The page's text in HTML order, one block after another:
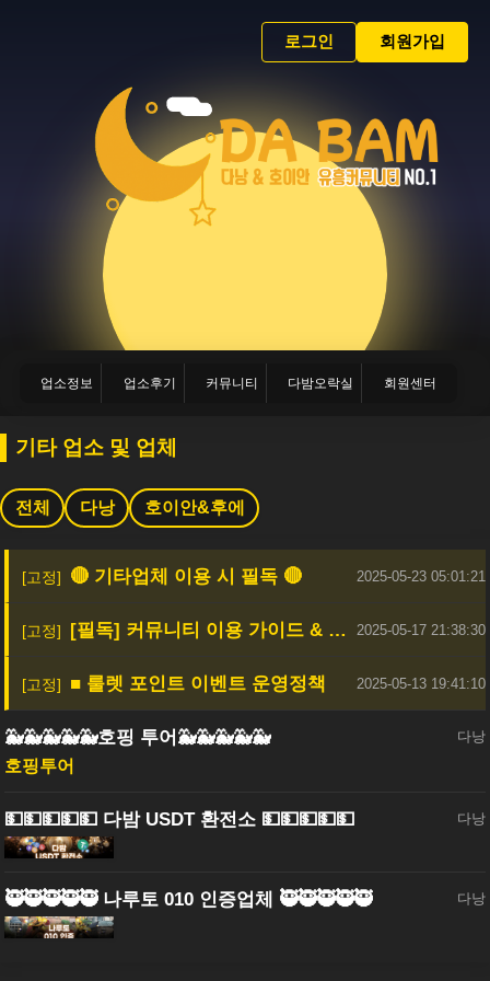
로그인 회원가입
업소정보 업소후기 커뮤니티 다밤오락실 회원센터
기타 업소 및 업체
전체 다낭 호이안&후에
🔴 기타업체 이용 시 필독 🔴 2025-05-23 05:01:21
[필독] 커뮤니티 이용 가이드 & 안전한 활동을 위한 안내 2025-05-17 21:38:30
■ 룰렛 포인트 이벤트 운영정책 2025-05-13 19:41:10
🐳🐳🐳🐳🐳호핑 투어🐳🐳🐳🐳🐳 다낭
호핑투어
💵💵💵💵💵 다밤 USDT 환전소 💵💵💵💵💵 다낭
🥷🥷🥷🥷🥷 나루토 010 인증업체 🥷🥷🥷🥷🥷 다낭